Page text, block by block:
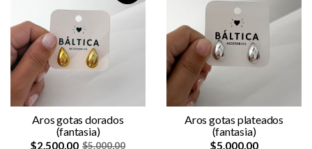
Aros gotas dorados
(fantasia)
$2.500,00 $5.000,00
Aros gotas plateados
(fantasia)
$5.000,00